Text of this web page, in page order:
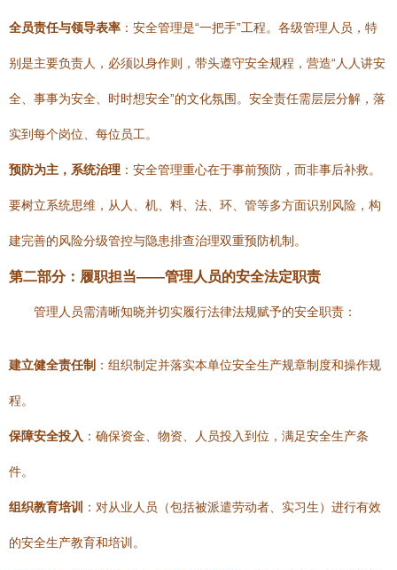
全员责任与领导表率 ：安全管理是“一把手”工程。各级管理人员，特
别是主要负责人，必须以身作则，带头遵守安全规程，营造“人人讲安
全、事事为安全、时时想安全”的文化氛围。安全责任需层层分解，落
实到每个岗位、每位员工。
预防为主，系统治理 ：安全管理重心在于事前预防，而非事后补救。
要树立系统思维，从人、机、料、法、环、管等多方面识别风险，构
建完善的风险分级管控与隐患排查治理双重预防机制。
第二部分：履职担当——管理人员的安全法定职责
管理人员需清晰知晓并切实履行法律法规赋予的安全职责：
建立健全责任制 ：组织制定并落实本单位安全生产规章制度和操作规
程。
保障安全投入 ：确保资金、物资、人员投入到位，满足安全生产条
件。
组织教育培训 ：对从业人员（包括被派遣劳动者、实习生）进行有效
的安全生产教育和培训。